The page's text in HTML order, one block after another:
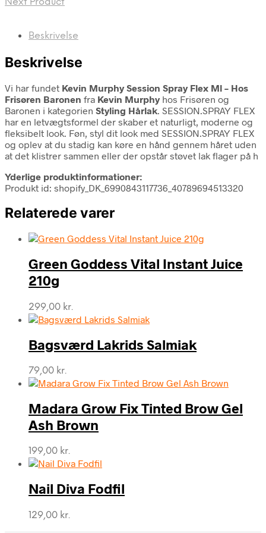
Next Product
Beskrivelse
Beskrivelse
Vi har fundet Kevin Murphy Session Spray Flex Ml – Hos
Frisøren Baronen fra Kevin Murphyhos Frisøren og
Baronen i kategorien Styling Hårlak. SESSION.SPRAY FLEX
har en letvægtsformel der skaber et naturligt, moderne og
fleksibelt look. Føn, styl dit look med SESSION.SPRAY FLEX
og oplev at du stadig kan køre en hånd gennem håret uden
at det klistrer sammen eller der opstår støvet lak flager på h
Yderlige produktinformationer:
Produkt id: shopify_DK_6990843117736_40789694513320
Relaterede varer
Green Goddess Vital Instant Juice
210g
299,00 kr.
Bagsværd Lakrids Salmiak
79,00 kr.
Madara Grow Fix Tinted Brow Gel
Ash Brown
199,00 kr.
Nail Diva Fodfil
129,00 kr.